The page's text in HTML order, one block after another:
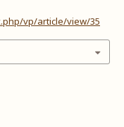
vp/article/view/35